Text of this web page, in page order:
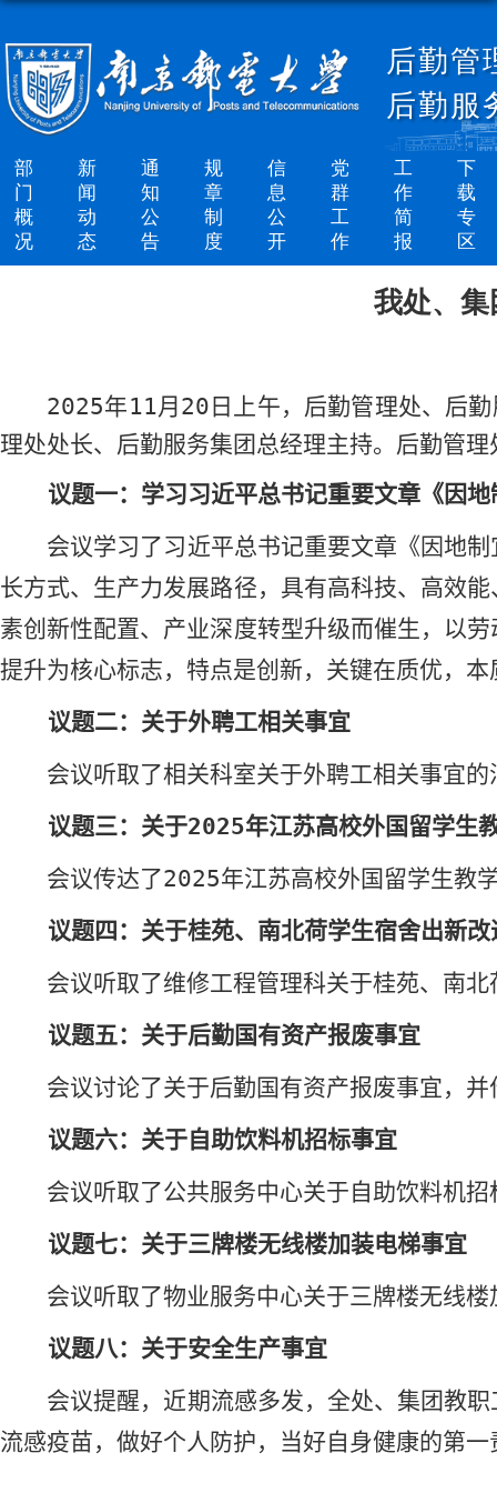
后勤管
后勤服
部
门
概
况
新
闻
动
态
通
知
公
告
规
章
制
度
信
息
公
开
党
群
工
作
工
作
简
报
下
载
专
区
我处、
2025年11月 20 日 上午，后勤管理处、后
理处处长、后勤服务集团总经理主持。后勤管
议题一：学习习近平总书记重要文章《因
会议学习了习近平总书记重要文章《因地
长方式、生产力发展路径，具有高科技、高效
素创新性配置、产业深度转型升级而催生，以
提升为核心标志，特点是创新，关键在质优，
议题二：关于外聘工相关事宜
会议听取了相关科室关于外聘工相关事宜的
议题三：关于2025年江苏高校外国留学生
会议传达了2025年江苏高校外国留学生教
议题四：关于桂苑、南北荷学生宿舍出新
会议听取了维修工程管理科关于桂苑、南
议题五：关于后勤国有资产报废事宜
会议讨论了关于后勤国有资产报废事宜，
议题六：关于自助饮料机招标事宜
会议听取了公共服务中心关于自助饮料机
议题七：关于三牌楼无线楼加装电梯事宜
会议听取了物业服务中心关于三牌楼无线
议题八：关于安全生产事宜
会议提醒，近期流感多发，全处、集团教
流感疫苗，做好个人防护，当好自身健康的第一